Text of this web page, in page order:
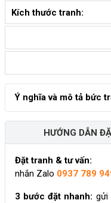
Kích thước tranh:
Ý nghĩa và mô tả bức
HƯỚNG DẪN
Đặt tranh & tư vấn:
nhắn Zalo 0937 789
3 bước đặt nhanh: gửi